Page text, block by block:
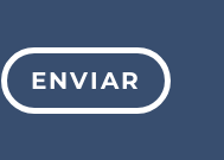
ENVIAR